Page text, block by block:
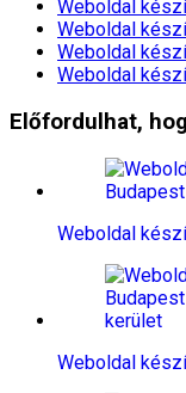
Weboldal
Weboldal
Weboldal
Weboldal
Előfordulhat,
Weboldal
Weboldal